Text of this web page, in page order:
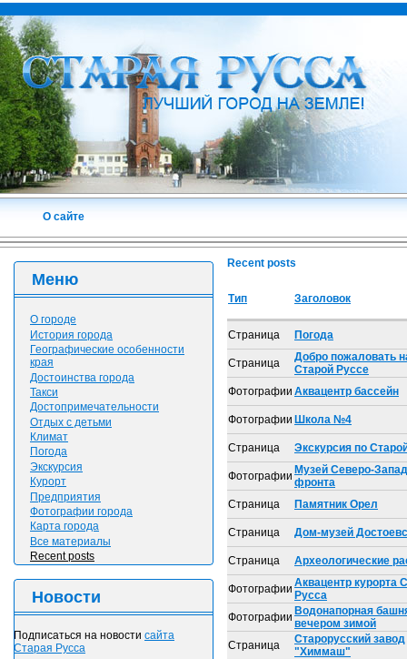
О сайте
Recent posts
Тип Заголовок
Страница Погода
Страница
Добро пожаловать
Старой Руссе
Фотографии Аквацентр бассейн
Фотографии Школа №4
Страница Экскурсия по
Фотографии Музей Северо-
фронта
Страница
Памятник Орел
Страница Дом-музей
Страница Археологические
Фотографии Аквацентр курорта
Русса
Фотографии Водонапорная
вечером зимой
Страница
Старорусский завод
"Химмаш"
Меню
О городе
История города
Географические особенности
края
Достоинства города
Такси
Достопримечательности
Отдых с детьми
Климат
Погода
Экскурсия
Курорт
Предприятия
Фотографии города
Карта города
Все материалы
Recent posts
Новости
Подписаться на новости сайта
Старая Русса